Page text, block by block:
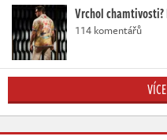
Vrchol
114 komentářů